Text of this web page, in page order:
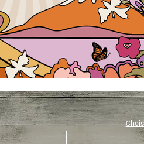
Micronutrition Art de vivre